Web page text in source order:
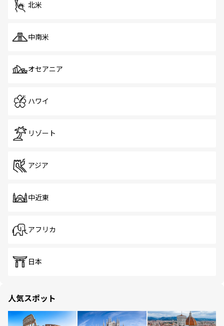
北米
中南米
オセアニア
ハワイ
リゾート
アジア
中近東
アフリカ
日本
人気スポット